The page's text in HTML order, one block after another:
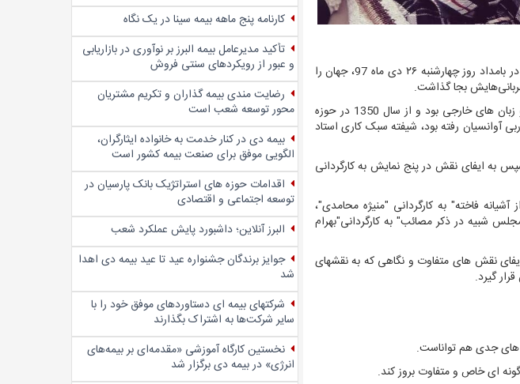
حسین محب‌اهری؛ هنرمند شناخته شده و ارزنده تئاتر، سینما و تلویزیون، در حالی در بامداد روز چهارشنبه ۲۶ دی ماه 97، جهان را
بجا گذاشت.
حسین محب اهری که متولد 1330 در تهران بود ، دانش آموخته ادبیات فارسی از مدرسه عالی ادبیات و زبان های خارجی بود و از سال 1350 در حوزه
آوانسیان رفته بود، شیفته سبک کاری استاد
به ایفای نقش در پنج نمایش به کارگردانی
فاخته" به کارگردانی "منیژه محامدی"،
شبیه در ذکر مصائب" به کارگردانی"بهرام
نقش های متفاوت و نگاهی که به نقشهای
گیرد.
های جدی هم تواناست.
ای خاص و متفاوت بروز کند.
کارنامه پنج ماهه بیمه سینا در یک نگاه
تأکید مدیرعامل بیمه البرز بر نوآوری در بازاریابی
و عبور از رویکردهای سنتی فروش
رضایت مندی بیمه گذاران و تکریم مشتریان
محور توسعه شعب است
بیمه دی در کنار خدمت به خانواده ایثارگران،
الگویی موفق برای صنعت بیمه کشور است
اقدامات حوزه های استراتژیک بانک پارسیان در
توسعه اجتماعی و اقتصادی
البرز آنلاین؛ داشبورد پایش عملکرد شعب
جوایز برندگان جشنواره عید تا عید بیمه دی اهدا
شد
شرکتهای بیمه ای دستاوردهای موفق خود را با
سایر شرکت‌ها به اشتراک بگذارند
نخستین کارگاه آموزشی «مقدمه‌ای بر بیمه‌های
انرژی» در بیمه دی برگزار شد